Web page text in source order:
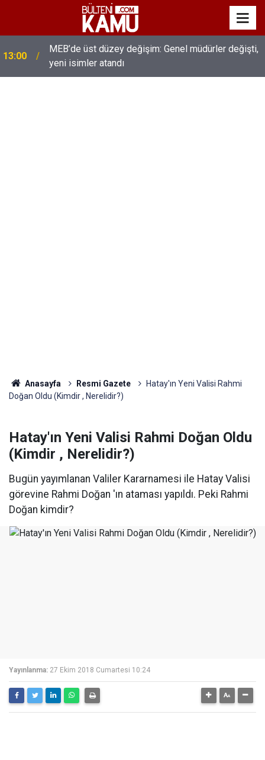
13:00
MEB’de üst düzey değişim: Genel müdürler değişti,
yeni isimler atandı
Anasayfa Resmi Gazete
Hatay'ın Yeni Valisi Rahmi
Doğan Oldu (Kimdir , Nerelidir?)
Hatay'ın Yeni Valisi Rahmi Doğan Oldu
(Kimdir , Nerelidir?)
Bugün yayımlanan Valiler Kararnamesi ile Hatay Valisi
görevine Rahmi Doğan 'ın ataması yapıldı. Peki Rahmi
Doğan kimdir?
Yayınlanma: 27 Ekim 2018 Cumartesi 10:24